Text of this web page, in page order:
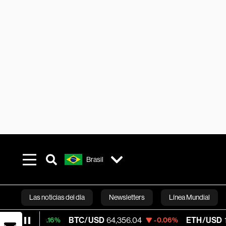
Brasil
Las noticias del día Newsletters Línea Mundial
Bloomberg
BTC/USD 64,356.04 -0.06% ETH/USD 1,904.99